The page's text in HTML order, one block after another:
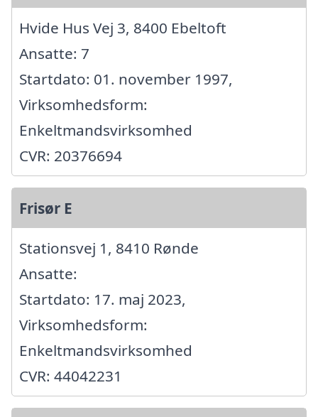
Hvide Hus Vej 3, 8400 Ebeltoft
Ansatte: 7
Startdato: 01. november 1997,
Virksomhedsform:
Enkeltmandsvirksomhed
CVR: 20376694
Frisør E
Stationsvej 1, 8410 Rønde
Ansatte:
Startdato: 17. maj 2023,
Virksomhedsform:
Enkeltmandsvirksomhed
CVR: 44042231